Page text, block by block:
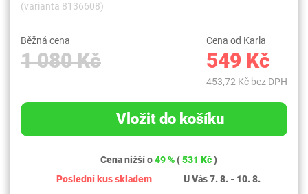
(varianta 8136608)
Běžná cena
1 080 Kč
Cena od Karla
549 Kč
453,72 Kč bez DPH
Vložit do košíku
Cena nižší o49 %(531 Kč)
Poslední kus skladem
U Vás 7. 8. - 10. 8.